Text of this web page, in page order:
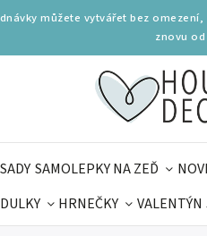
můžete vytvářet bez
znovu od
SAMOLEPKY NA ZEĎ
HRNEČKY VALENTÝN